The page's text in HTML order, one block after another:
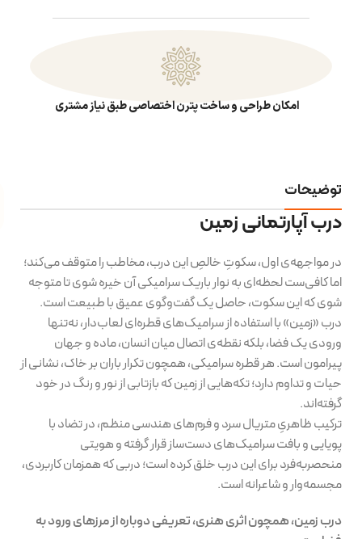
امکان طراحی و ساخت پترن اختصاصی طبق نیاز مشتری
توضیحات
درب آپارتمانی زمین
در مواجهه‌ی اول، سکوتِ خالصِ این درب، مخاطب را متوقف می‌کند؛
اما کافی‌ست لحظه‌ای به نوار باریک سرامیکی آن خیره شوی تا متوجه
شوی که این سکوت، حاصل یک گفت‌وگوی عمیق با طبیعت است.
درب «زمین» با استفاده از سرامیک‌های قطره‌ای لعاب‌دار، نه‌تنها
ورودی یک فضا، بلکه نقطه‌ی اتصال میان انسان، ماده و جهان
پیرامون است. هر قطره‌ سرامیکی، همچون تکرار باران بر خاک، نشانی از
حیات و تداوم دارد؛ تکه‌هایی از زمین که بازتابی از نور و رنگ در خود
گرفته‌اند.
ترکیب ظاهریِ متریال سرد و فرم‌های هندسی منظم، در تضاد با
پویایی و بافت سرامیک‌های دست‌ساز قرار گرفته و هویتی
منحصربه‌فرد برای این درب خلق کرده است؛ دربی که همزمان کاربردی،
مجسمه‌وار و شاعرانه است.
درب زمین، همچون اثری هنری، تعریفی دوباره از مرزهای ورود به